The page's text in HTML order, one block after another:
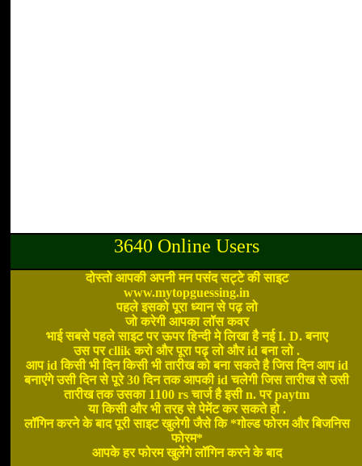
3640 Online Users
दोस्तो आपकी अपनी मन पसंद सट्टे की साइट
www.mytopguessing.in
पहले इसको पूरा ध्यान से पढ़ लो
जो करेगी आपका लॉस कवर
भाई सबसे पहले साइट पर ऊपर हिन्दी मे लिखा है नई I. D. बनाए
उस पर cllik करो और पूरा पढ़ लो और id बना लो .
आप id किसी भी दिन किसी भी तारीख को बना सकते है जिस दिन आप id
बनाएंगे उसी दिन से पूरे 30 दिन तक आपकी id चलेगी जिस तारीख से उसी
तारीख तक उसका 1100 rs चार्ज है इसी n. पर paytm
या किसी और भी तरह से पेमेंट कर सकते हो .
लॉगिन करने के बाद पूरी साइट खुलेगी जैसे कि *गोल्ड फोरम और बिजनिस
फोरम*
आपके हर फोरम खुलेंगे लॉगिन करने के बाद